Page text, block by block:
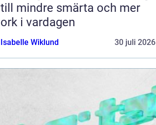
till mindre smärta och mer
ork i vardagen
Isabelle Wiklund 30 juli 2026